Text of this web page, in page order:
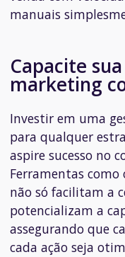
manuais
Capacite
marketing
Investir em uma
para qualquer
aspire sucesso no
Ferramentas como
não só facilitam a
potencializam a
assegurando que
cada ação seja